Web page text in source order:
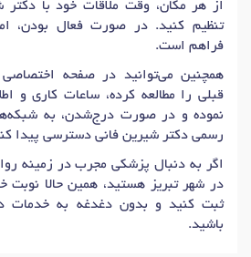
از هر مکان، وقت ملاقات خود با دکتر
تنظیم کنید. در صورت فعال بودن،
فراهم است.
همچنین می‌توانید در صفحه اختصاصی
قبلی را مطالعه کرده، ساعات کاری و
نموده و در صورت درج‌شدن، به
رسمی دکتر شیرین فانی دسترسی پیدا
اگر به دنبال پزشکی مجرب در زمینه
در شهر تبریز هستید، همین حالا نوبت
ثبت کنید و بدون دغدغه به خدمات
باشید.